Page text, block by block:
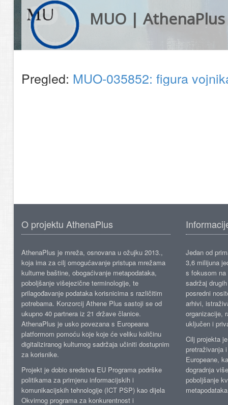
MUO | AthenaPlus
Pregled: MUO-035852: figura
O projektu AthenaPlus
AthenaPlus je mreža, osnovana u ožujku 2013.,
koja ima za cilj omogućavanje pristupa mrežama
kulturne baštine, obogaćivanje metapodataka,
poboljšanje višejezične terminologije, te
prilagođavanje podataka korisnicima s različitim
potrebama. Konzorcij Athene Plus sastoji se od
ukupno 40 partnera iz 21 države članice.
AthenaPlus je usko povezana s Europeana
platformom pomoću koje koje će veliku količinu
digitaliziranog kulturnog sadržaja učiniti dostupnim
za korisnike.
Projekt je dobio sredstva EU Programa podrške
politikama za primjenu informacijskih i
komunikacijskih tehnologije (ICT PSP) kao dijela
Okvirnog programa za konkurentnost i
Jedan od
3,6 milijuna
s fokusom
sadržaj
posredni
arhivi,
organizacije,
uključen i
Cilj projekta
pretraživanja
Europeane,
dogradnja
poboljšanje